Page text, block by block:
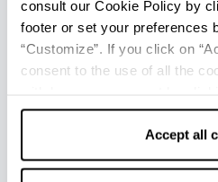
consult our Cookie Policy by
footer or set your preferences
“Customize”. If you click on
consent to the use of all the
cookies only” and only the
correct functioning of theAccept all
offrono la possibilità di
sospesi fra terra e
sicurezza.
−